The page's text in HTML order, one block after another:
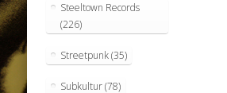
Steeltown Records
(226)
Streetpunk(35)
Subkultur(78)